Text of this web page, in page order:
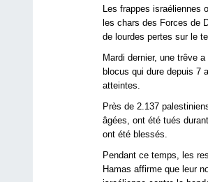
Les frappes israéliennes
les chars des Forces de
de lourdes pertes sur le
Mardi dernier, une trêve
blocus qui dure depuis 7
atteintes.
Près de 2.137
âgées, ont été tués
ont été blessés.
Pendant ce temps, les
Hamas affirme que leur